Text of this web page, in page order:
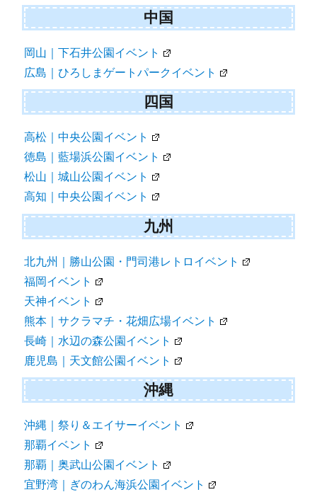
中国
岡山｜下石井公園イベント
広島｜ひろしまゲートパークイベント
四国
高松｜中央公園イベント
徳島｜藍場浜公園イベント
松山｜城山公園イベント
高知｜中央公園イベント
九州
北九州｜勝山公園・門司港レトロイベント
福岡イベント
天神イベント
熊本｜サクラマチ・花畑広場イベント
長崎｜水辺の森公園イベント
鹿児島｜天文館公園イベント
沖縄
沖縄｜祭り＆エイサーイベント
那覇イベント
那覇｜奥武山公園イベント
宜野湾｜ぎのわん海浜公園イベント